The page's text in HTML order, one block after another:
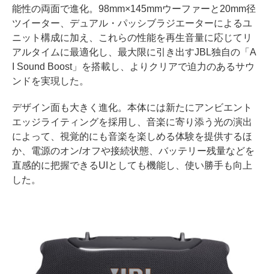
能性の両面で進化。98mm×145mmウーファーと20mm径
ツイーター、デュアル・パッシブラジエーターによるユ
ニット構成に加え、これらの性能を再生音量に応じてリ
アルタイムに最適化し、最大限に引き出すJBL独自の「A
I Sound Boost」を搭載し、よりクリアで迫力のあるサウ
ンドを実現した。
デザイン面も大きく進化。本体には新たにアンビエント
エッジライティングを採用し、音楽に寄り添う光の演出
によって、視覚的にも音楽を楽しめる体験を提供するほ
か、電源のオン/オフや接続状態、バッテリー残量などを
直感的に把握できるUIとしても機能し、使い勝手も向上
した。